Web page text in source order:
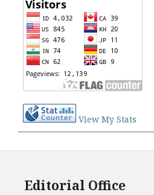
View My Stats
Editorial Office